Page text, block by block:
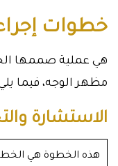
خطوات
هي عملية صممها
مظهر الوجه، فيما
الاستشارة
هذه الخطوة هي